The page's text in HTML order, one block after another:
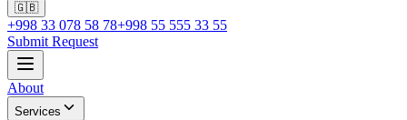
🇬🇧
+998 33 078 58 78+998 55 555 33 55
Submit Request
About
Services